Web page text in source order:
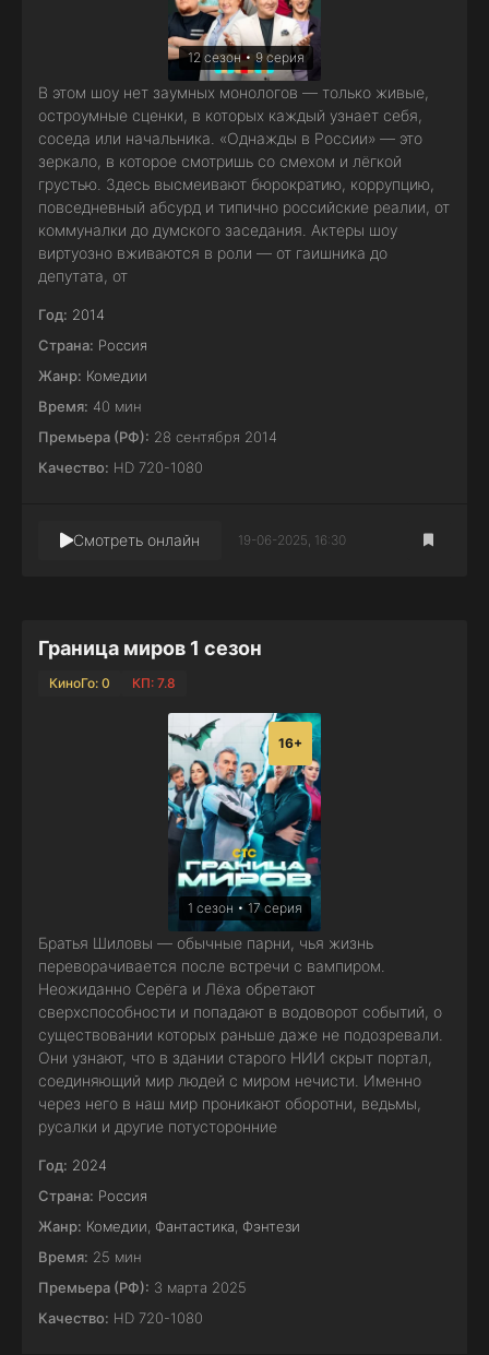
12 сезон • 9 серия
В этом шоу нет заумных монологов — только живые,
остроумные сценки, в которых каждый узнает себя,
соседа или начальника. «Однажды в России» — это
зеркало, в которое смотришь со смехом и лёгкой
грустью. Здесь высмеивают бюрократию, коррупцию,
повседневный абсурд и типично российские реалии, от
коммуналки до думского заседания. Актеры шоу
виртуозно вживаются в роли — от гаишника до
депутата, от
Год: 2014
Страна: Россия
Жанр: Комедии
Время: 40 мин
Премьера (РФ): 28 сентября 2014
Качество: HD 720-1080
Смотреть онлайн 19-06-2025, 16:30
Граница миров 1 сезон
КиноГо: 0 КП: 7.8
1 сезон • 17 серия
16+
Братья Шиловы — обычные парни, чья жизнь
переворачивается после встречи с вампиром.
Неожиданно Серёга и Лёха обретают
сверхспособности и попадают в водоворот событий, о
существовании которых раньше даже не подозревали.
Они узнают, что в здании старого НИИ скрыт портал,
соединяющий мир людей с миром нечисти. Именно
через него в наш мир проникают оборотни, ведьмы,
русалки и другие потусторонние
Год: 2024
Страна: Россия
Жанр: Комедии Фантастика Фэнтези
Время: 25 мин
Премьера (РФ): 3 марта 2025
Качество: HD 720-1080